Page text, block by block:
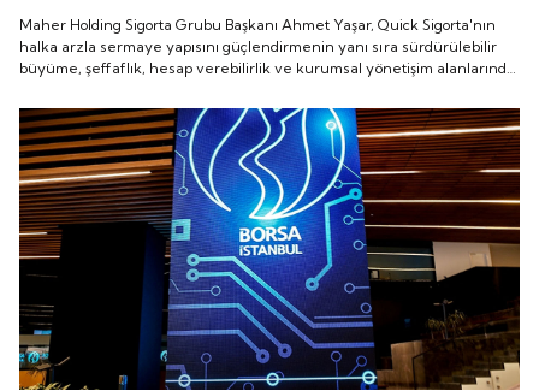
güçlendirmenin yanı sıra sürdürülebilir büyüme,
şeffaflık, hesap verebilirlik ve kurumsal yönetişim
alanlarında yeni bir döneme girdiğini belirtti.
Maher Holding Sigorta Grubu Başkanı Ahmet Yaşar, Quick Sigorta'nın
halka arzla sermaye yapısını güçlendirmenin yanı sıra sürdürülebilir
büyüme, şeffaflık, hesap verebilirlik ve kurumsal yönetişim alanlarında